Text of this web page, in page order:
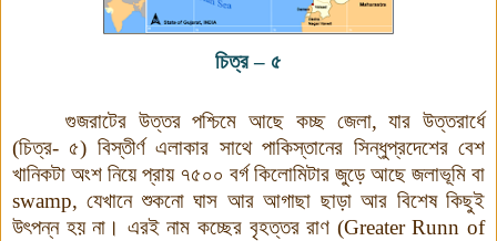
চিত্র– ৫
গুজরাটের উত্তর পশ্চিমে আছে কচ্ছ জেলা, যার উত্তরার্ধে
(চিত্র- ৫) বিস্তীর্ণ এলাকার সাথে পাকিস্তানের সিন্ধুপ্রদেশের বেশ
খানিকটা অংশ নিয়ে প্রায় ৭৫০০ বর্গ কিলোমিটার জুড়ে আছে জলাভূমি বা
swamp, যেখানে শুকনো ঘাস আর আগাছা ছাড়া আর বিশেষ কিছুই
উৎপন্ন হয় না। এরই নাম কচ্ছের বৃহত্তর রাণ (Greater Runn of